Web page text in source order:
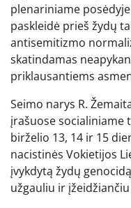
plenariniame
paskleidė prieš žydų
antisemitizmo
skatindamas
priklausantiems
Seimo narys R.
įrašuose socialiniame
birželio 13, 14 ir 15
nacistinės Vokietijos
įvykdytą žydų
užgauliu ir